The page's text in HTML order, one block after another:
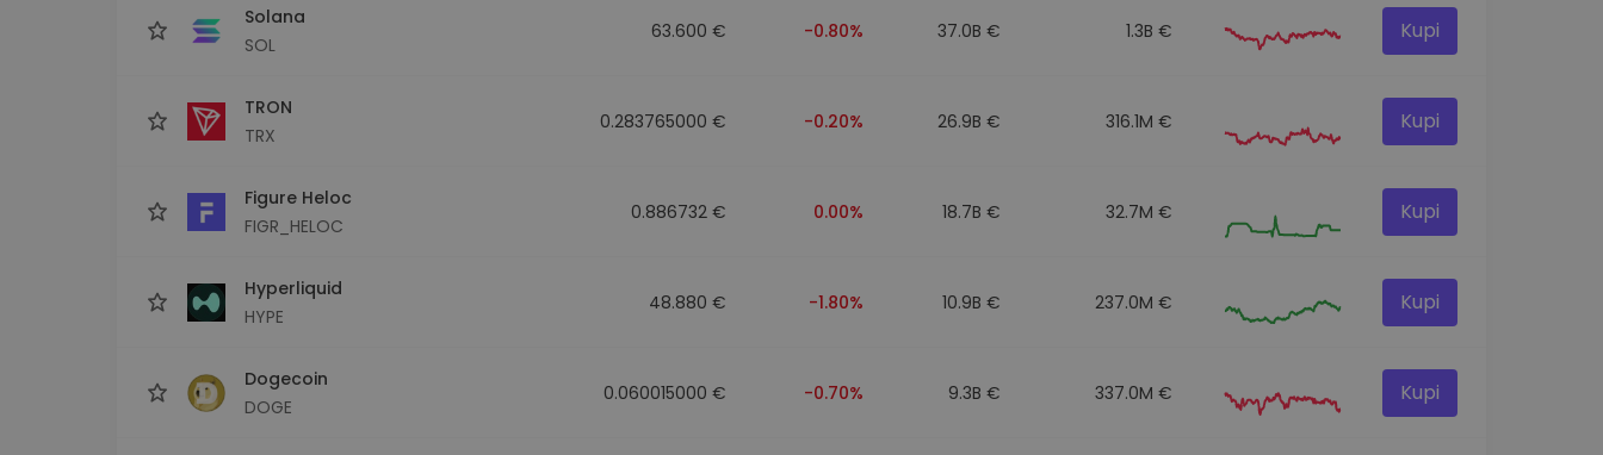
Solana
SOL
63.600 € -0.80% 37.0B € 1.3B € Kupi
TRON
TRX
0.283765000 € -0.20% 26.9B € 316.1M € Kupi
Figure Heloc
FIGR_HELOC
0.886732 € 0.00% 18.7B € 32.7M € Kupi
Hyperliquid
HYPE
48.880 € -1.80% 10.9B € 237.0M € Kupi
Dogecoin
DOGE
0.060015000 € -0.70% 9.3B € 337.0M € Kupi